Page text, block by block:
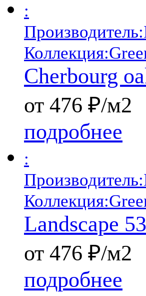
:
Производитель:
Коллекция:
Cherbourg
от 476 ₽/м2
подробнее
:
Производитель:
Коллекция:
Landscape
от 476 ₽/м2
подробнее